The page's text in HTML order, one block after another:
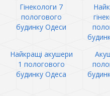
Гінекологи 7
пологового
будинку Одеси
Найкращі акушери
1 пологового
будинку Одеса